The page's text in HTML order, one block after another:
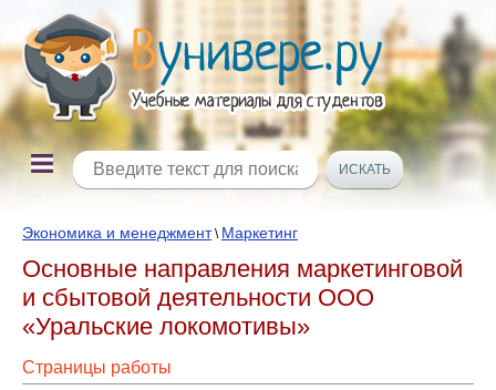
Экономика и менеджмент\ Маркетинг
Основные направления маркетинговой
и сбытовой деятельности ООО
«Уральские локомотивы»
Страницы работы